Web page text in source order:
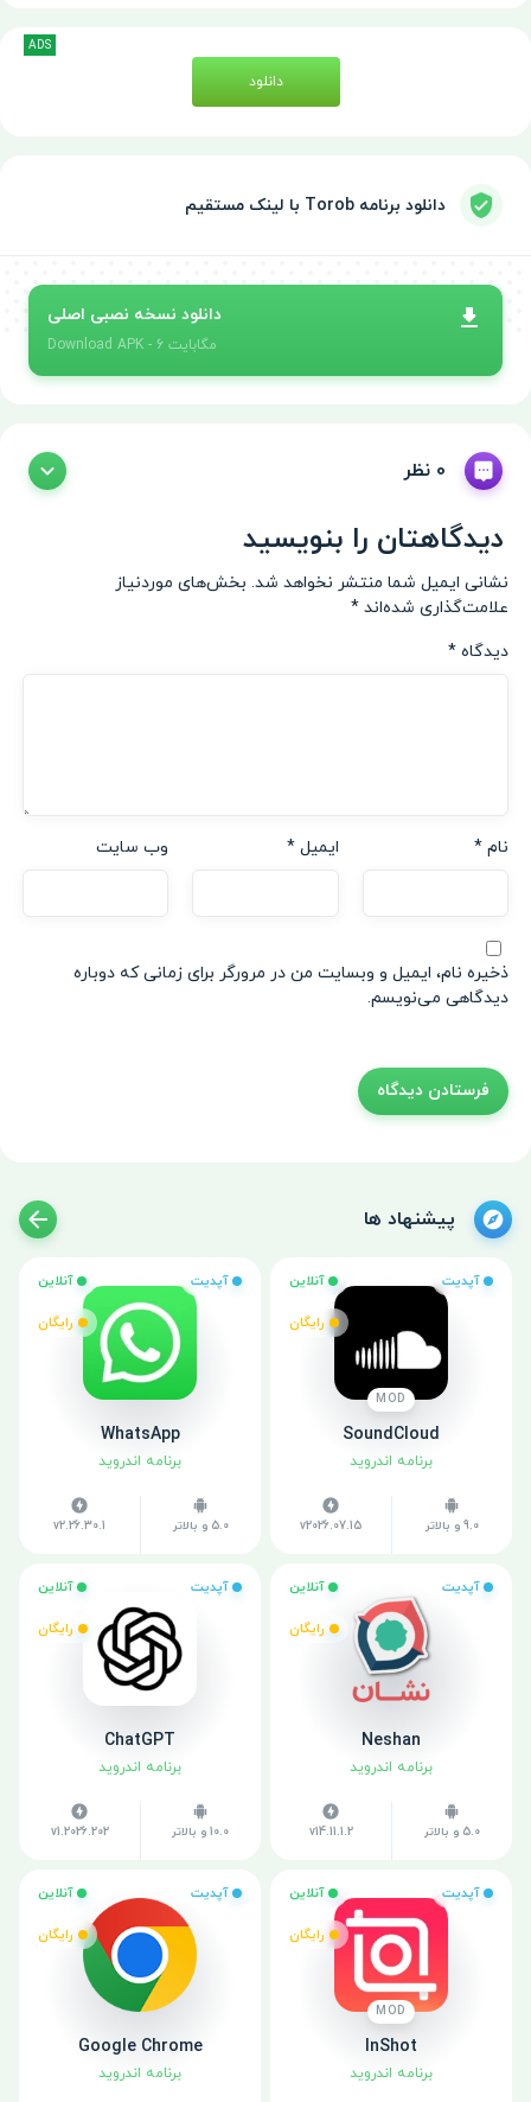
دانلود
ADS
دانلود برنامه Torob با لینک مستقیم
دانلود نسخه نصبی اصلی
Download APK - 6 مگابایت
0 نظر
دیدگاهتان را بنویسید
نشانی ایمیل شما منتشر نخواهد شد. بخش‌های موردنیاز
علامت‌گذاری شده‌اند *
دیدگاه *
نام * ایمیل* وب‌ سایت
ذخیره نام، ایمیل و وبسایت من در مرورگر برای زمانی که دوباره
دیدگاهی می‌نویسم.
پیشنهاد ها
آپدیت آنلاین
رایگان
MOD
SoundCloud
برنامه اندروید
9.0 و بالاتر v2026.07.15
آپدیت آنلاین
رایگان
WhatsApp
برنامه اندروید
5.0 و بالاتر v2.26.30.1
آپدیت آنلاین
رایگان
Neshan
برنامه اندروید
5.0 و بالاتر v14.11.1.2
آپدیت آنلاین
رایگان
ChatGPT
برنامه اندروید
10.0 و بالاتر v1.2026.202
آپدیت آنلاین
رایگان
MOD
InShot
برنامه اندروید
آپدیت آنلاین
رایگان
Google Chrome
برنامه اندروید